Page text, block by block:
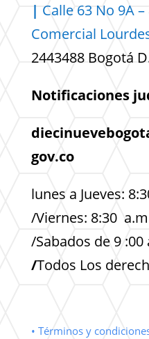
| Calle 63 No 9A
Comercial
2443488 Bogotá
Notificaciones
gov.co
lunes a Jueves:
/Viernes: 8:30
/Sabados de 9 :00
/Todos Los
• Términos y